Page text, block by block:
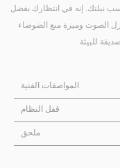
نبلتك. إنه في انتظارك بفضل
الصوت وميزة منع الضوضاء
المواصفات الفنية
قفل النظام
ملحق